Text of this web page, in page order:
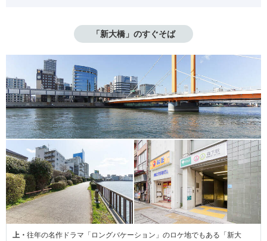
「新大橋」のすぐそば
上・ 往年の名作ドラマ「ロングバケーション」のロケ地でもある「新大